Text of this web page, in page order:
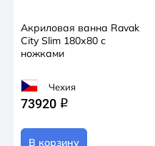
Акриловая ванна Ravak
City Slim 180х80 с
ножками
Чехия
73920 q
В корзину